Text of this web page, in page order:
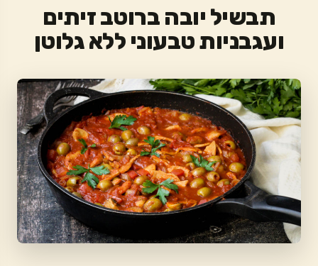
תבשיל יובה ברוטב זיתים
ועגבניות טבעוני ללא גלוטן